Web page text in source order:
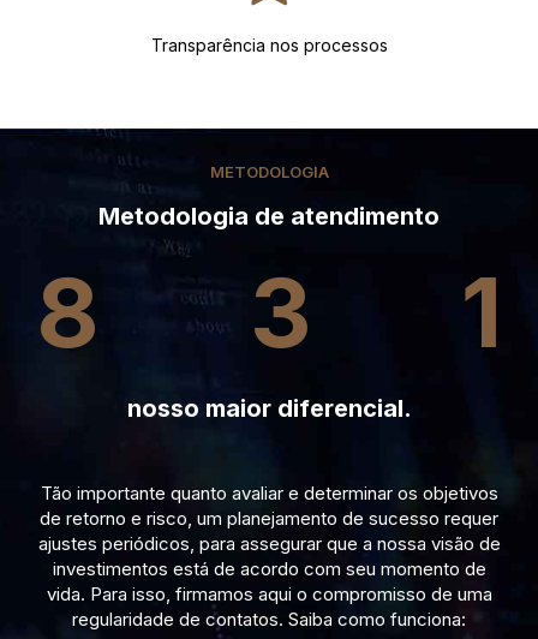
Transparência nos processos
METODOLOGIA
Metodologia de atendimento
8 3 1
nosso maior diferencial.
Tão importante quanto avaliar e determinar os objetivos
de retorno e risco, um planejamento de sucesso requer
ajustes periódicos, para assegurar que a nossa visão de
investimentos está de acordo com seu momento de
vida. Para isso, firmamos aqui o compromisso de uma
regularidade de contatos. Saiba como funciona: